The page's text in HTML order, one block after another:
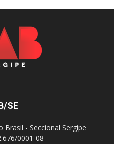
SE
Brasil - Seccional Sergipe
0001-08